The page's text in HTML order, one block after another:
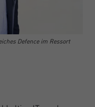
Defence im Ressort